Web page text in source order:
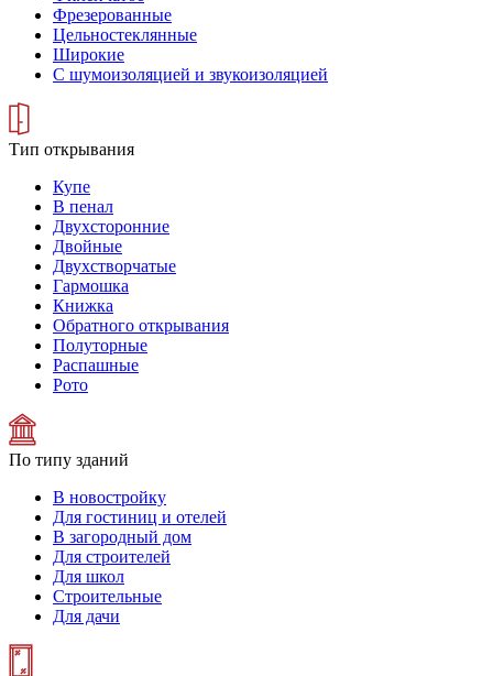
Фрезерованные
Цельностеклянные
Широкие
С шумоизоляцией и звукоизоляцией
Тип открывания
Купе
В пенал
Двухсторонние
Двойные
Двухстворчатые
Гармошка
Книжка
Обратного открывания
Полуторные
Распашные
Рото
По типу зданий
В новостройку
Для гостиниц и отелей
В загородный дом
Для строителей
Для школ
Строительные
Для дачи